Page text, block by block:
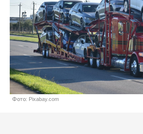
Фото: Pixabay.com